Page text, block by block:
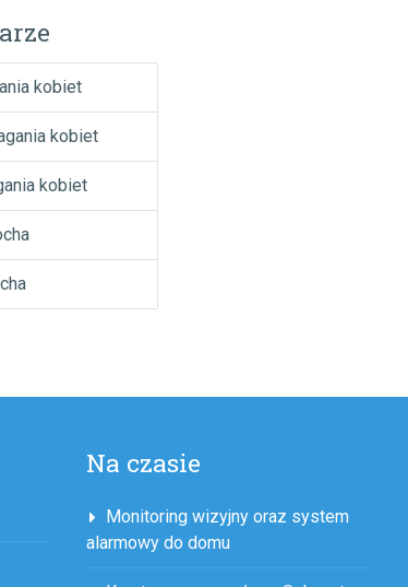
kobiet
kobiet
kobiet
Na czasie
Monitoring wizyjny oraz system
alarmowy do domu